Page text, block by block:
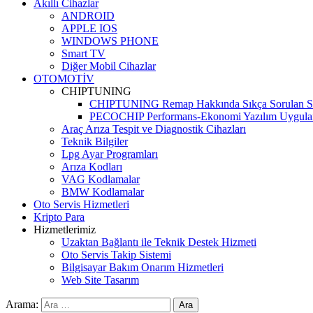
Akıllı Cihazlar
ANDROID
APPLE IOS
WINDOWS PHONE
Smart TV
Diğer Mobil Cihazlar
OTOMOTİV
CHIPTUNING
CHIPTUNING Remap Hakkında Sıkça Sorulan
PECOCHIP Performans-Ekonomi Yazılım
Araç Arıza Tespit ve Diagnostik Cihazları
Teknik Bilgiler
Lpg Ayar Programları
Arıza Kodları
VAG Kodlamalar
BMW Kodlamalar
Oto Servis Hizmetleri
Kripto Para
Hizmetlerimiz
Uzaktan Bağlantı ile Teknik Destek Hizmeti
Oto Servis Takip Sistemi
Bilgisayar Bakım Onarım Hizmetleri
Web Site Tasarım
Arama: